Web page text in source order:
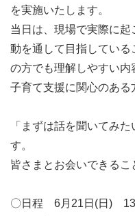
を実施いたします。
当日は、現場で実際に
動を通して目指してい
の方でも理解しやすい
子育て支援に関心のある
「まずは話を聞いてみ
す。
皆さまとお会いできるこ
〇日程 6月21日(日) 13